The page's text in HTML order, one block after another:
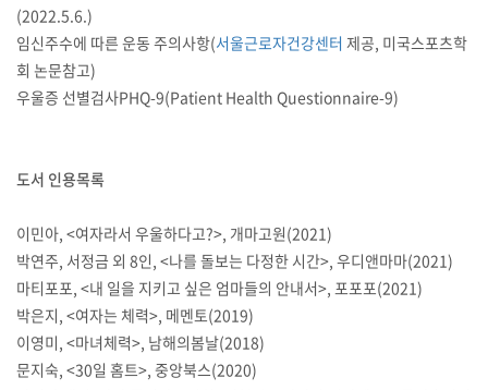
(2022.5.6.)
임신주수에 따른 운동 주의사항(서울근로자건강센터 제공, 미국스포츠학
회 논문참고)
우울증 선별검사PHQ-9(Patient Health Questionnaire-9)
도서 인용목록
이민아, <여자라서 우울하다고?>, 개마고원(2021)
박연주, 서정금 외 8인, <나를 돌보는 다정한 시간>, 우디앤마마(2021)
마티포포, <내 일을 지키고 싶은 엄마들의 안내서>, 포포포(2021)
박은지, <여자는 체력>, 메멘토(2019)
이영미, <마녀체력>, 남해의봄날(2018)
문지숙, <30일 홈트>, 중앙북스(2020)